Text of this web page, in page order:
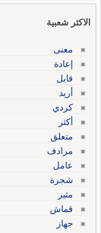
الاكثر شعبية
معنى
إعادة
قابل
أريد
كردي
أكثر
متعلق
مرادف
عامل
شجرة
مثير
قماش
جهاز